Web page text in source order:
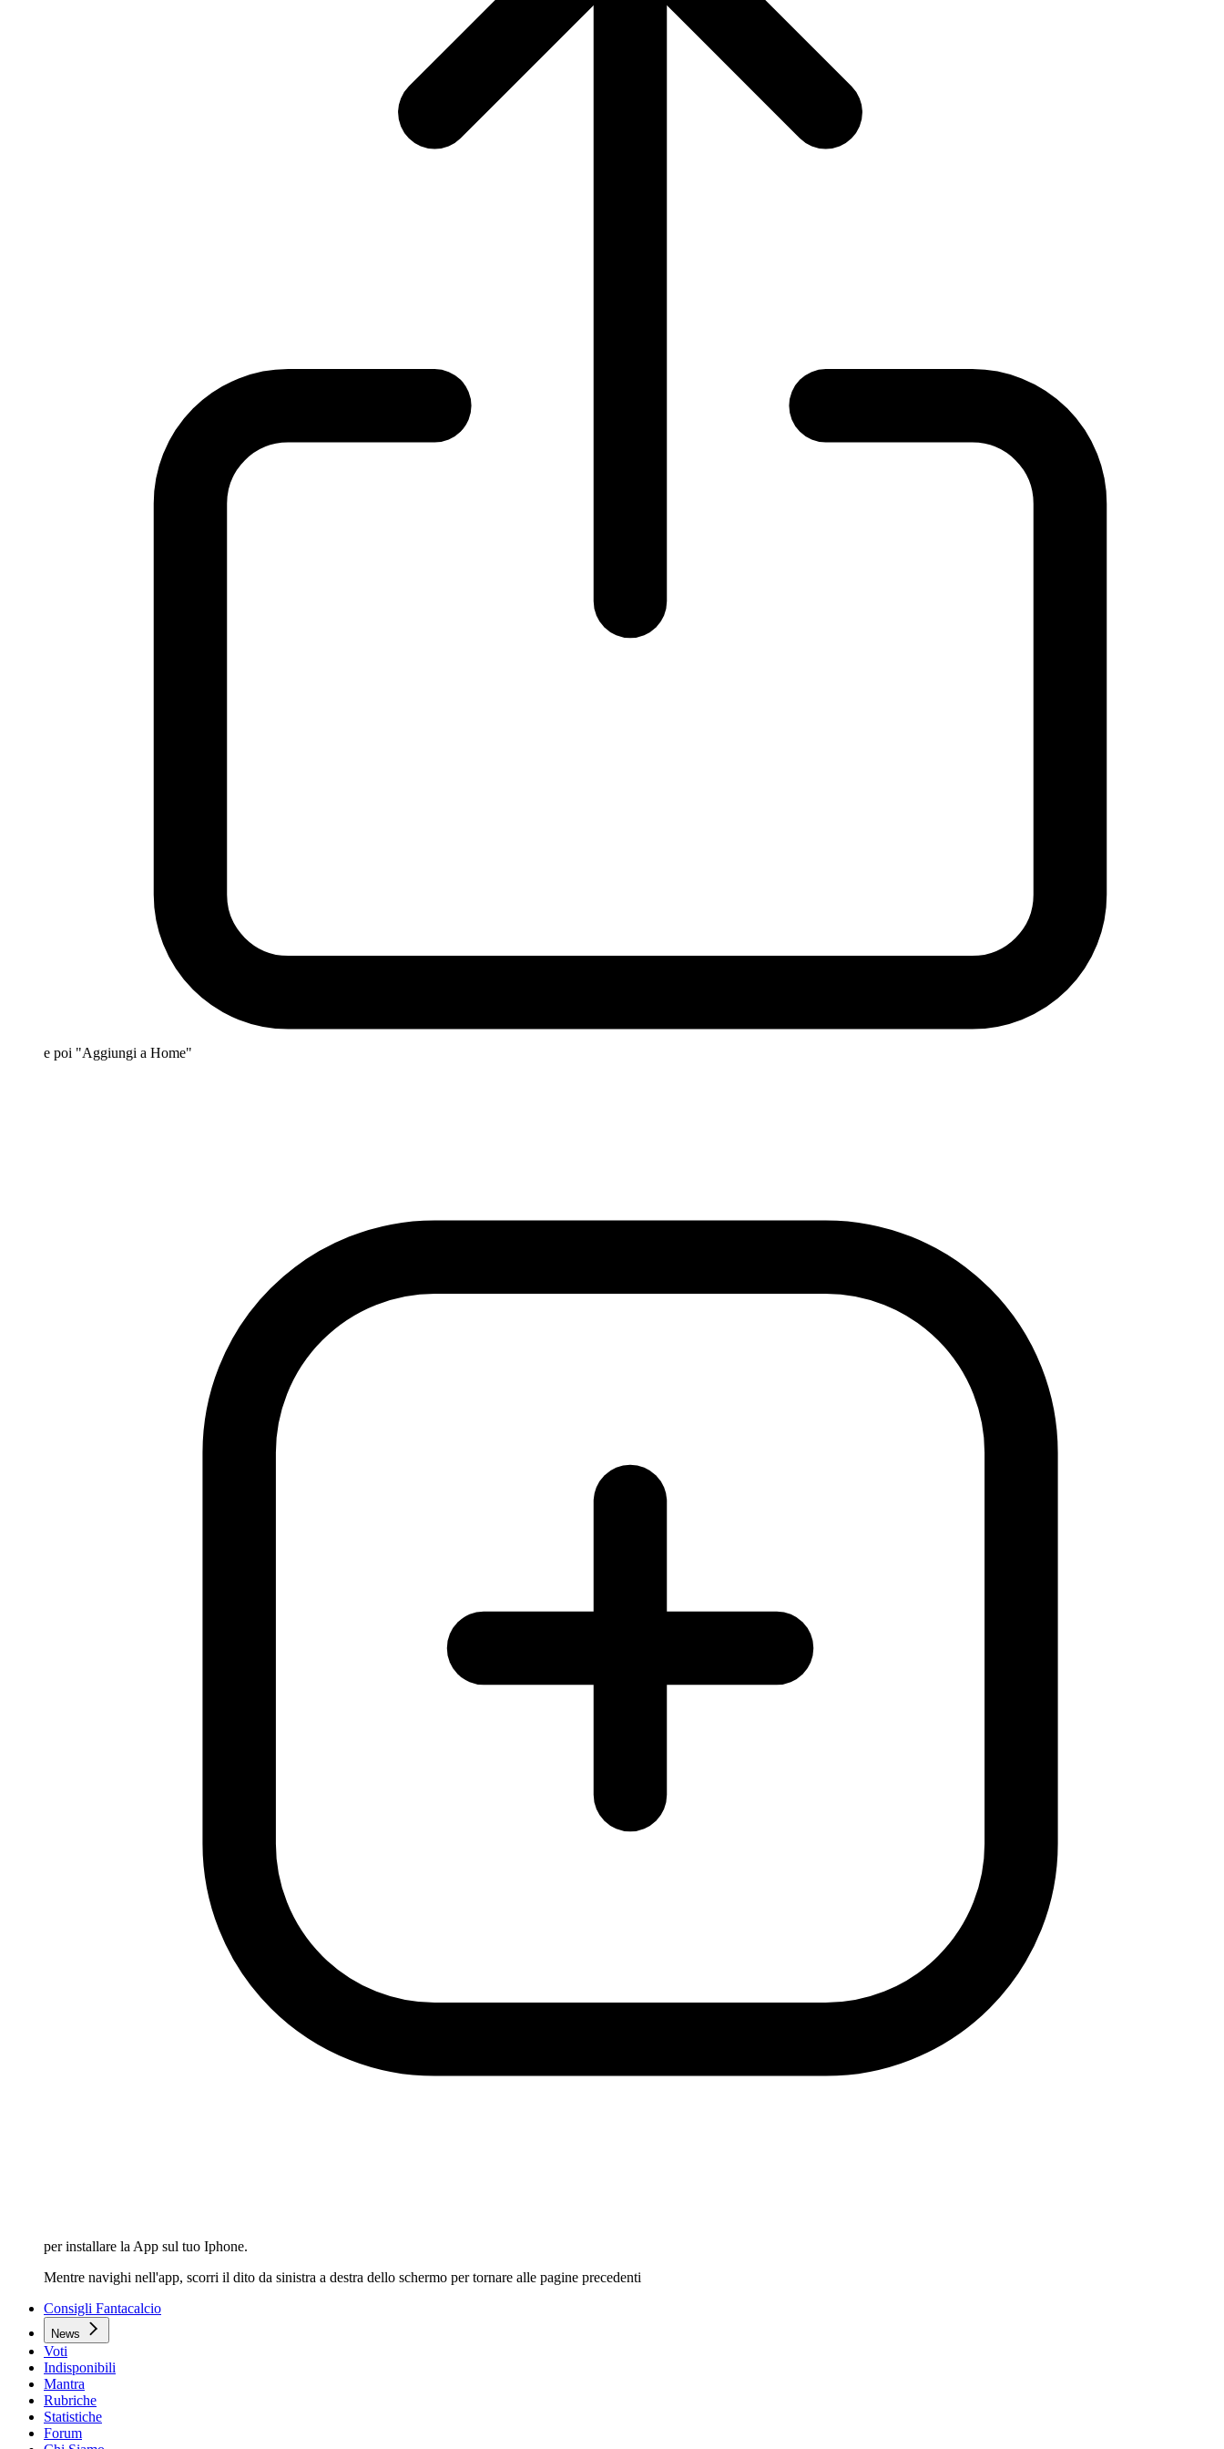
e poi "Aggiungi a Home"
per installare la App sul tuo Iphone.
Mentre navighi nell'app, scorri il dito da sinistra a destra dello schermo per tornare alle pagine precedenti
Consigli Fantacalcio
News
Voti
Indisponibili
Mantra
Rubriche
Statistiche
Forum